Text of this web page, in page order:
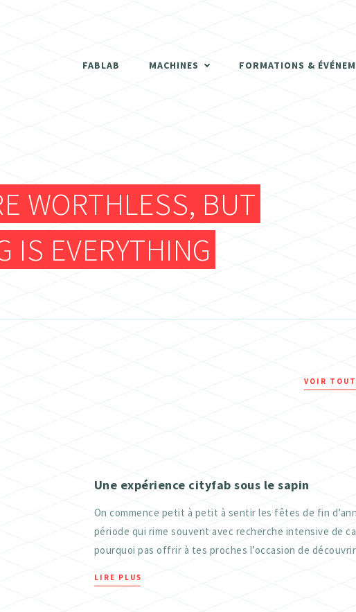
FABLAB MACHINES
DÉCOUPEUSES LASER
IMPRIMANTES 3D
FORMATIONS &
ATELIER BOIS
FRAISEUSES NUMERIQUES (CNC)
ATELIER TEXTILE
WORTHLESS, BUT
IS EVERYTHING
VOIR
Une expérience cityfab sous le sapin
On commence petit à petit à sentir les fêtes de fin
période qui rime souvent avec recherche intensive de
pourquoi pas offrir à tes proches l’occasion de
LIRE PLUS